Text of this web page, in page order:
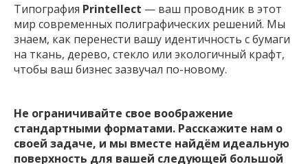
Типография Printellect — ваш проводник в этот
мир современных полиграфических решений. Мы
знаем, как перенести вашу идентичность с бумаги
на ткань, дерево, стекло или экологичный крафт,
чтобы ваш бизнес зазвучал по-новому.
Не ограничивайте свое воображение
стандартными форматами. Расскажите нам о
своей задаче, и мы вместе найдём идеальную
поверхность для вашей следующей большой